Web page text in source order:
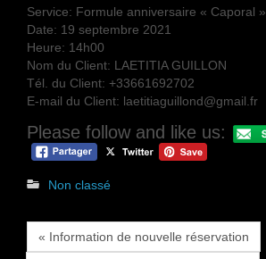
Service: Formule anniversaire « Caporal »
Date: 19 septembre 2021
Heure: 14h00
Nom du Client: LAETITIA GUILLON
Tél. du Client: +33661692702
E-mail du Client: laetitiaguillond@gmail.fr
Please follow and like us:
Non classé
« Information de nouvelle réservation